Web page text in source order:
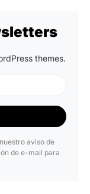
themes.
aviso de
de e-mail para